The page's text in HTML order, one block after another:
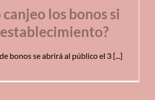
canjeo los bonos si
bonos se abrirá al público el 3 [...]